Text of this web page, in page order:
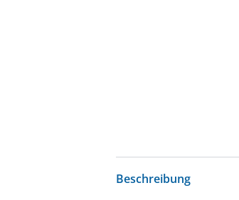
Beschreibung